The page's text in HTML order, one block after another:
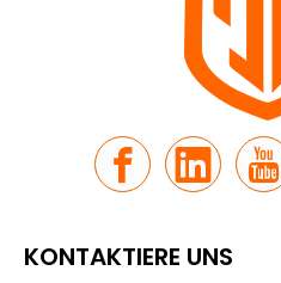
KONTAKTIERE UNS